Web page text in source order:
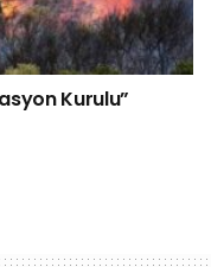
Kurulu”